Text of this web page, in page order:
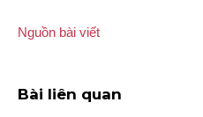
Nguồn bài viết
Bài liên quan